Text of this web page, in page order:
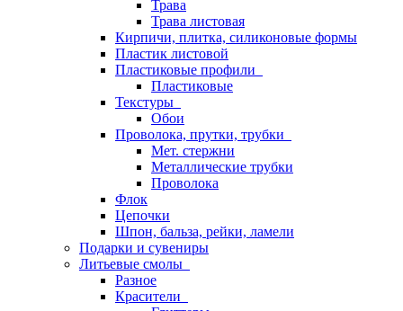
Трава
Трава листовая
Кирпичи, плитка, силиконовые формы
Пластик листовой
Пластиковые профили
Пластиковые
Текстуры
Обои
Проволока, прутки, трубки
Мет. стержни
Металлические трубки
Проволока
Флок
Цепочки
Шпон, бальза, рейки, ламели
Подарки и сувениры
Литьевые смолы
Разное
Красители